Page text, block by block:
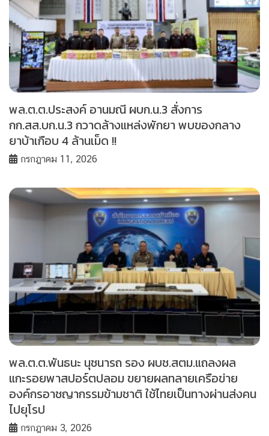
พล.ต.ต.ประสงค์ อานมณี ผบก.น.3 สั่งการ
กก.สส.บก.น.3 กวาดล้างแหล่งพักยา พบของกลาง
ยาบ้าเกือบ 4 ล้านเม็ด !!
กรกฎาคม 11, 2026
พล.ต.ต.พันธนะ นุชนารถ รอง ผบช.สตม.แถลงผล
แกะรอยพาสปอร์ตปลอม ขยายผลทลายเครือข่าย
องค์กรอาชญากรรมข้ามชาติ ใช้ไทยเป็นทางผ่านส่งคน
ไปยุโรป
กรกฎาคม 3, 2026